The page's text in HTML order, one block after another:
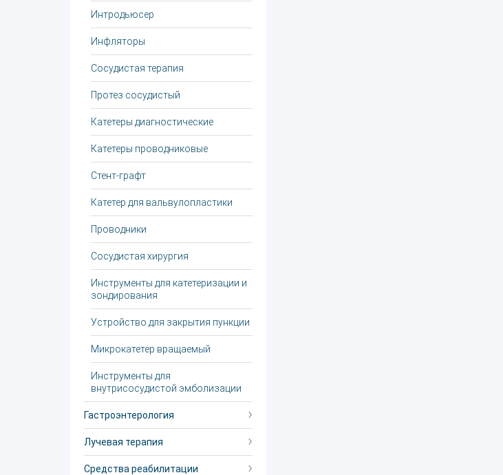
Интродьюсер
Инфляторы
Сосудистая терапия
Протез сосудистый
Катетеры диагностические
Катетеры проводниковые
Стент-графт
Катетер для вальвулопластики
Проводники
Сосудистая хирургия
Инструменты для катетеризации и
зондирования
Устройство для закрытия пункции
Микрокатетер вращаемый
Инструменты для
внутрисосудистой эмболизации
Гастроэнтерология
Лучевая терапия
Средства реабилитации